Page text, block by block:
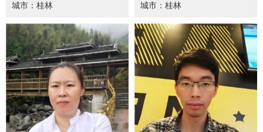
城市：桂林
城市：桂林